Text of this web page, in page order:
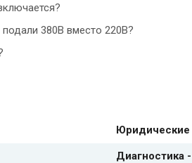
380В вместо 220В?
Юридические
Диагностика